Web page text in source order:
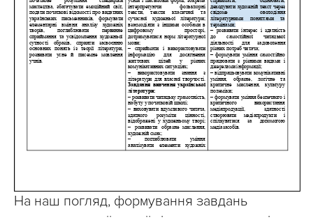
На наш погляд, формування завдань